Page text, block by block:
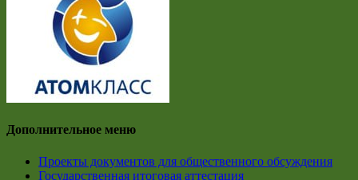
Дополнительное меню
Проекты документов для общественного обсуждения
Государственная итоговая аттестация